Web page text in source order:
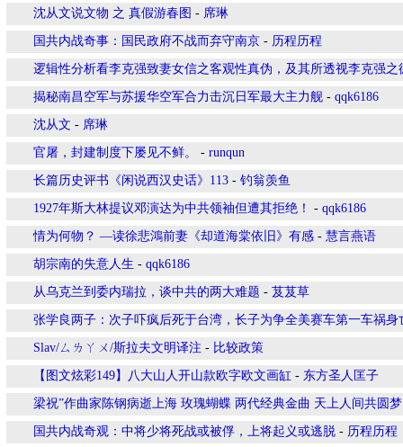
沈从文说文物 之 真假游春图 - 席琳
国共内战奇事：国民政府不战而弃守南京 - 历程历程
逻辑性分析看李克强致妻女信之客观性真伪，及其所透视李克强之
揭秘南昌空军与苏援华空军合力击沉日军最大主力舰 - qqk6186
沈从文 - 席琳
官屠，封建制度下屡见不鲜。 - runqun
长篇历史评书《闲说西汉史话》113 - 钓翁羡鱼
1927年斯大林提议邓演达为中共领袖但遭其拒绝！ - qqk6186
情为何物？ —读徐悲鴻前妻《却道海棠依旧》有感 - 慧言燕语
胡宗南的失意人生 - qqk6186
从乌克兰到委内瑞拉，谈中共的两大难题 - 芨芨草
张学良两子：次子吓疯后死于台湾，长子为争全美赛车第一车祸身
Slav/ㄙㄌㄚㄨ/斯拉夫文明译注 - 比较政策
【图文炫彩149】八大山人开山款欧字欧文画缸 - 东方圣人匡子
梁祝”作曲家陈钢病逝上海 玫瑰蝴蝶 两代经典金曲 天上人间共圆梦
国共内战奇观：中将少将死战或被俘，上将起义或逃脱 - 历程历程